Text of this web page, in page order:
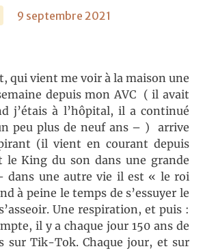
9 septembre 2021
qui vient me voir à la maison une
depuis mon AVC ( il avait
j’étais à l’hôpital, il a continué
peu plus de neuf ans – ) arrive
(il vient en courant depuis
King du son dans une grande
dans une autre vie il est « le roi
à peine le temps de s’essuyer le
Une respiration, et puis :
il y a chaque jour 150 ans de
sur Tik-Tok. Chaque jour, et sur